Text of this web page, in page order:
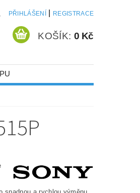
PŘIHLÁŠENÍ REGISTRACE
KOŠÍK: 0 Kč